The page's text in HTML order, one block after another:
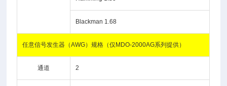
Blackman 1.68
任意信号发生器（AWG）规格（仅MDO-2000AG系列提供）
通道 2